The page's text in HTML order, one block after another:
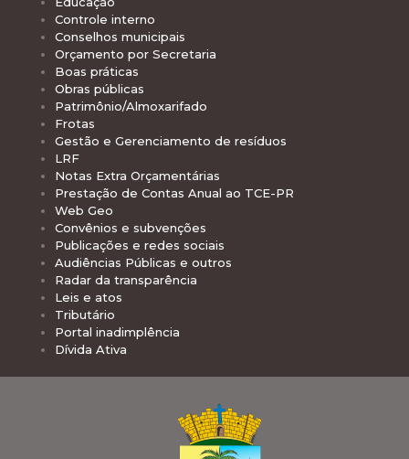
Controle interno
Conselhos municipais
Orçamento por Secretaria
Boas práticas
Obras públicas
Patrimônio/Almoxarifado
Frotas
Gestão e Gerenciamento de resíduos
LRF
Notas Extra Orçamentárias
Prestação de Contas Anual ao TCE-PR
Web Geo
Convênios e subvenções
Publicações e redes sociais
Audiências Públicas e outros
Radar da transparência
Leis e atos
Tributário
Portal inadimplência
Dívida Ativa